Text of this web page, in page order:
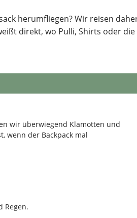
herumfliegen? Wir reisen
direkt, wo Pulli, Shirts oder die
wir überwiegend Klamotten und
wenn der Backpack mal
Regen.